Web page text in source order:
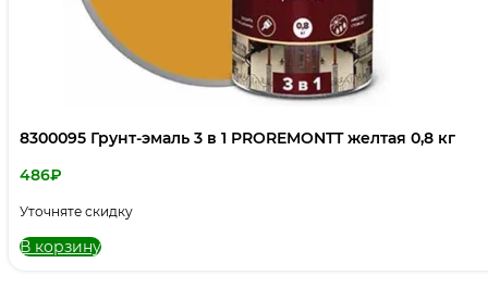
8300095 Грунт-эмаль 3 в 1 PROREMONTT желтая 0,8 кг
486₽
Уточняте скидку
В корзину